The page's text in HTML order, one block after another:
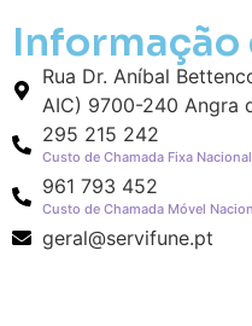
Rua Dr. Aníbal
AIC) 9700-240 Angra
295 215 242
Custo de Chamada Fixa Nacional
961 793 452
Custo de Chamada Móvel
geral@servifune.pt